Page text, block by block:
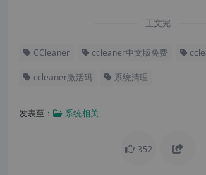
正文完
CCleaner ccleaner中文版免费
ccleaner激活码 系统清理
发表至： 系统相关
352